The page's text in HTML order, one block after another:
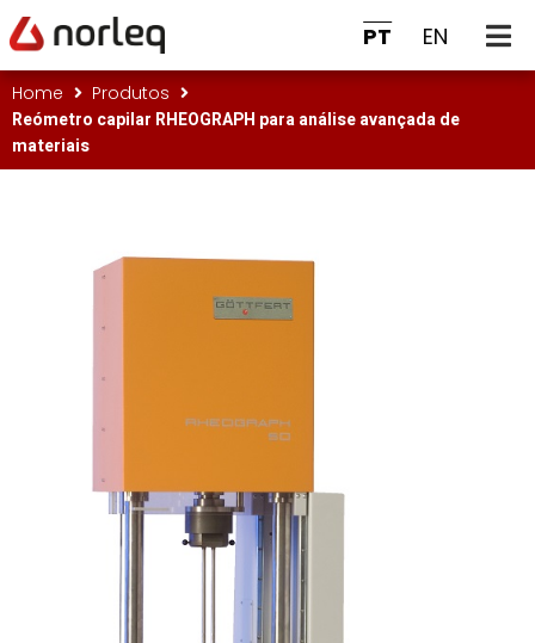
PT EN
Home Produtos
Reómetro capilar RHEOGRAPH para análise avançada de
materiais